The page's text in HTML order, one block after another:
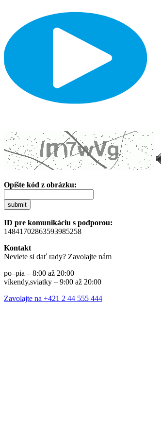
Opíšte kód z obrázku:
submit
ID pre komunikáciu s podporou:
14841702863593985258
Kontakt
Neviete si dať rady? Zavolajte nám
po–pia – 8:00 až 20:00
víkendy,sviatky – 9:00 až 20:00
Zavolajte na +421 2 44 555 444